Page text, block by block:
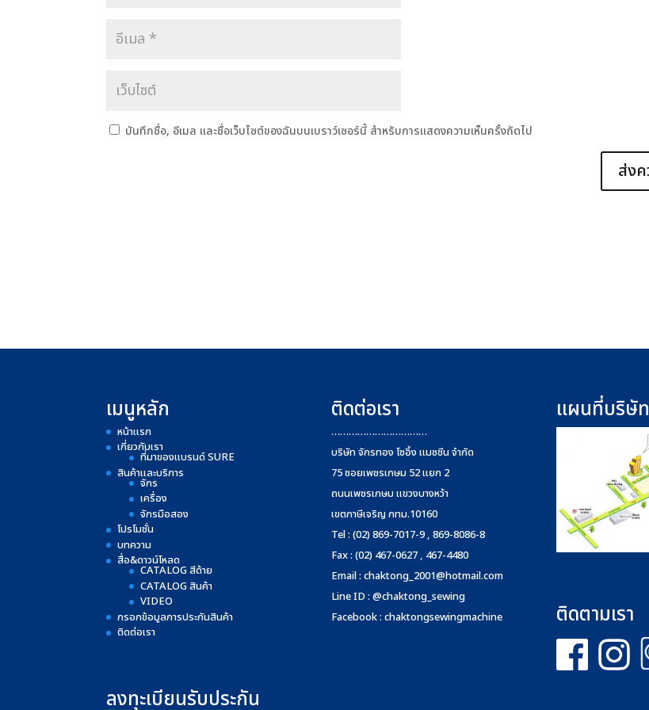
บันทึกชื่อ, อีเมล และชื่อเว็บไซต์ของฉันบนเบราว์เซอร์นี้ สำหรับการแสดงความเห็นครั้งถัดไป
เมนูหลัก
หน้าแรก
เกี่ยวกับเรา
ที่มาของแบรนด์ SURE
สินค้าและบริการ
จักร
เครื่อง
จักรมือสอง
โปรโมชั่น
บทความ
สื่อ&ดาวน์โหลด
CATALOG สีด้าย
CATALOG สินค้า
VIDEO
กรอกข้อมูลการประกันสินค้า
ติดต่อเรา
ลงทะเบียนรับประกัน
ติดต่อเรา
……………………………
บริษัท จักรทอง โซอิ้ง แมชชีน จำกัด
75 ซอยเพชรเกษม 52 แยก 2
ถนนเพชรเกษม แขวงบางหว้า
เขตภาษีเจริญ กทม.10160
Tel : (02) 869-7017-9 , 869-8086-8
Fax : (02) 467-0627 , 467-4480
Email : chaktong_2001@hotmail.com
Line ID : @chaktong_sewing
Facebook : chaktongsewingmachine
แผนที่บริษัท
ติดตามเรา